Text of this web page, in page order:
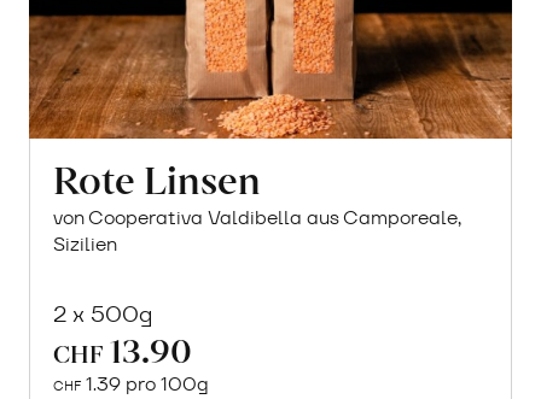
Rote Linsen
von Cooperativa Valdibella aus Camporeale,
Sizilien
2 x 500g
CHF 13.90
CHF 1.39 pro 100g